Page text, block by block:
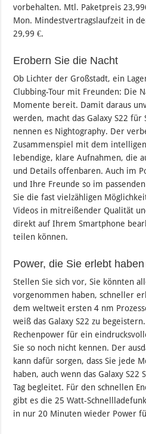
vorbehalten. Mtl. Paketpreis
Mon. Mindestvertragslaufzeit in
29,99 €.
Erobern Sie die Nacht
Ob Lichter der Großstadt, ein
Clubbing-Tour mit Freunden: Die
Momente bereit. Damit daraus
werden, macht das Galaxy S22 für
nennen es Nightography. Der
Zusammenspiel mit dem
lebendige, klare Aufnahmen, die
und Details offenbaren. Auch im
und Ihre Freunde so im
Sie die fast vielzähligen
Videos in mitreißender Qualität
direkt auf Ihrem Smartphone
teilen können.
Power, die Sie erlebt
Stellen Sie sich vor, Sie könnten
vorgenommen haben, schneller
dem weltweit ersten 4 nm
weiß das Galaxy S22 zu
Rechenpower für ein
Sie so noch nicht kennen. Der
kann dafür sorgen, dass Sie jede
haben, auch wenn das Galaxy
Tag begleitet. Für den schnellen
gibt es die 25 Watt-
in nur 20 Minuten wieder Power